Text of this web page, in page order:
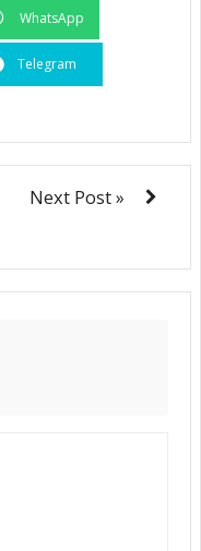
WhatsApp
Telegram
Next Post »